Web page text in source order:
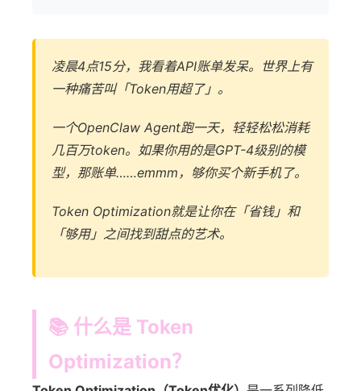
凌晨4点15分，我看着API账单发呆。世界上有
一种痛苦叫「Token用超了」。
一个OpenClaw Agent跑一天，轻轻松松消耗
几百万token。如果你用的是GPT-4级别的模
型，那账单……emmm，够你买个新手机了。
Token Optimization就是让你在「省钱」和
「够用」之间找到甜点的艺术。
📚 什么是 Token
Optimization？